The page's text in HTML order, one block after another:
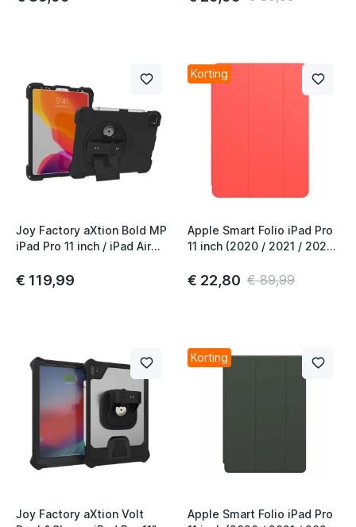
Joy Factory aXtion Bold MP
iPad Pro 11 inch / iPad Air
€ 119,99
Korting
Apple Smart Folio iPad Pro
11 inch (2020 / 2021 / 2022)
€ 22,80 € 89,99
Joy Factory aXtion Volt
Korting
Apple Smart Folio iPad Pro